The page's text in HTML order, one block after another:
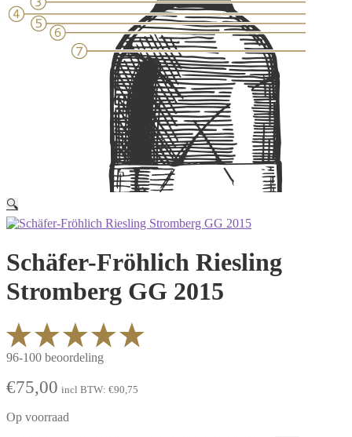
🔍
Schäfer-Fröhlich Riesling
Stromberg GG 2015
96-100 beoordeling
€75,00 incl BTW: €90,75
Op voorraad